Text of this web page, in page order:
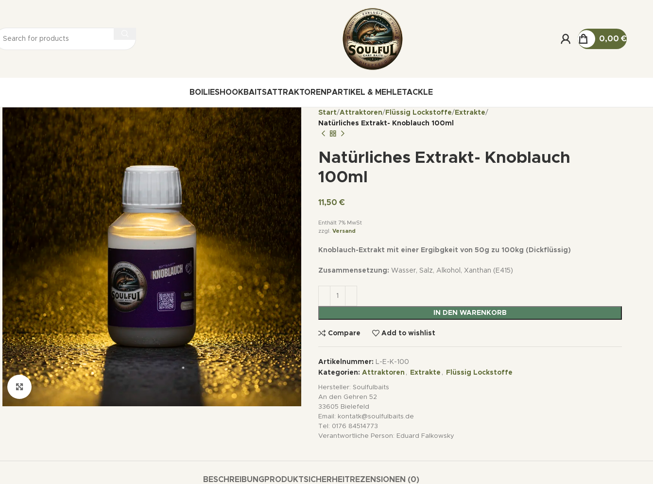
0,00 €
BOILIESHOOKBAITSATTRAKTOREN PARTIKEL & MEHLETACKLE
Click to enlarge
Start Attraktoren Flüssig Lockstoffe
Extrakte
Natürliches Extrakt- Knoblauch 100ml
Natürliches Extrakt- Knoblauch
100ml
11,50 €
Enthält 7% MwSt
zzgl. Versand
Knoblauch-Extrakt mit einer Ergibgkeit von 50g zu 100kg (Dickflüssig)
Zusammensetzung: Wasser, Salz, Alkohol, Xanthan (E415)
IN DEN WARENKORB
Compare Add to wishlist
Artikelnummer: L-E-K-100
Kategorien: Attraktoren , Extrakte , Flüssig Lockstoffe
Hersteller: Soulfulbaits
An den Gehren 52
33605 Bielefeld
Email: kontatk@soulfulbaits.de
Tel: 0176 84514773
Verantwortliche Person: Eduard Falkowsky
BESCHREIBUNGPRODUKTSICHERHEIT REZENSIONEN (0)